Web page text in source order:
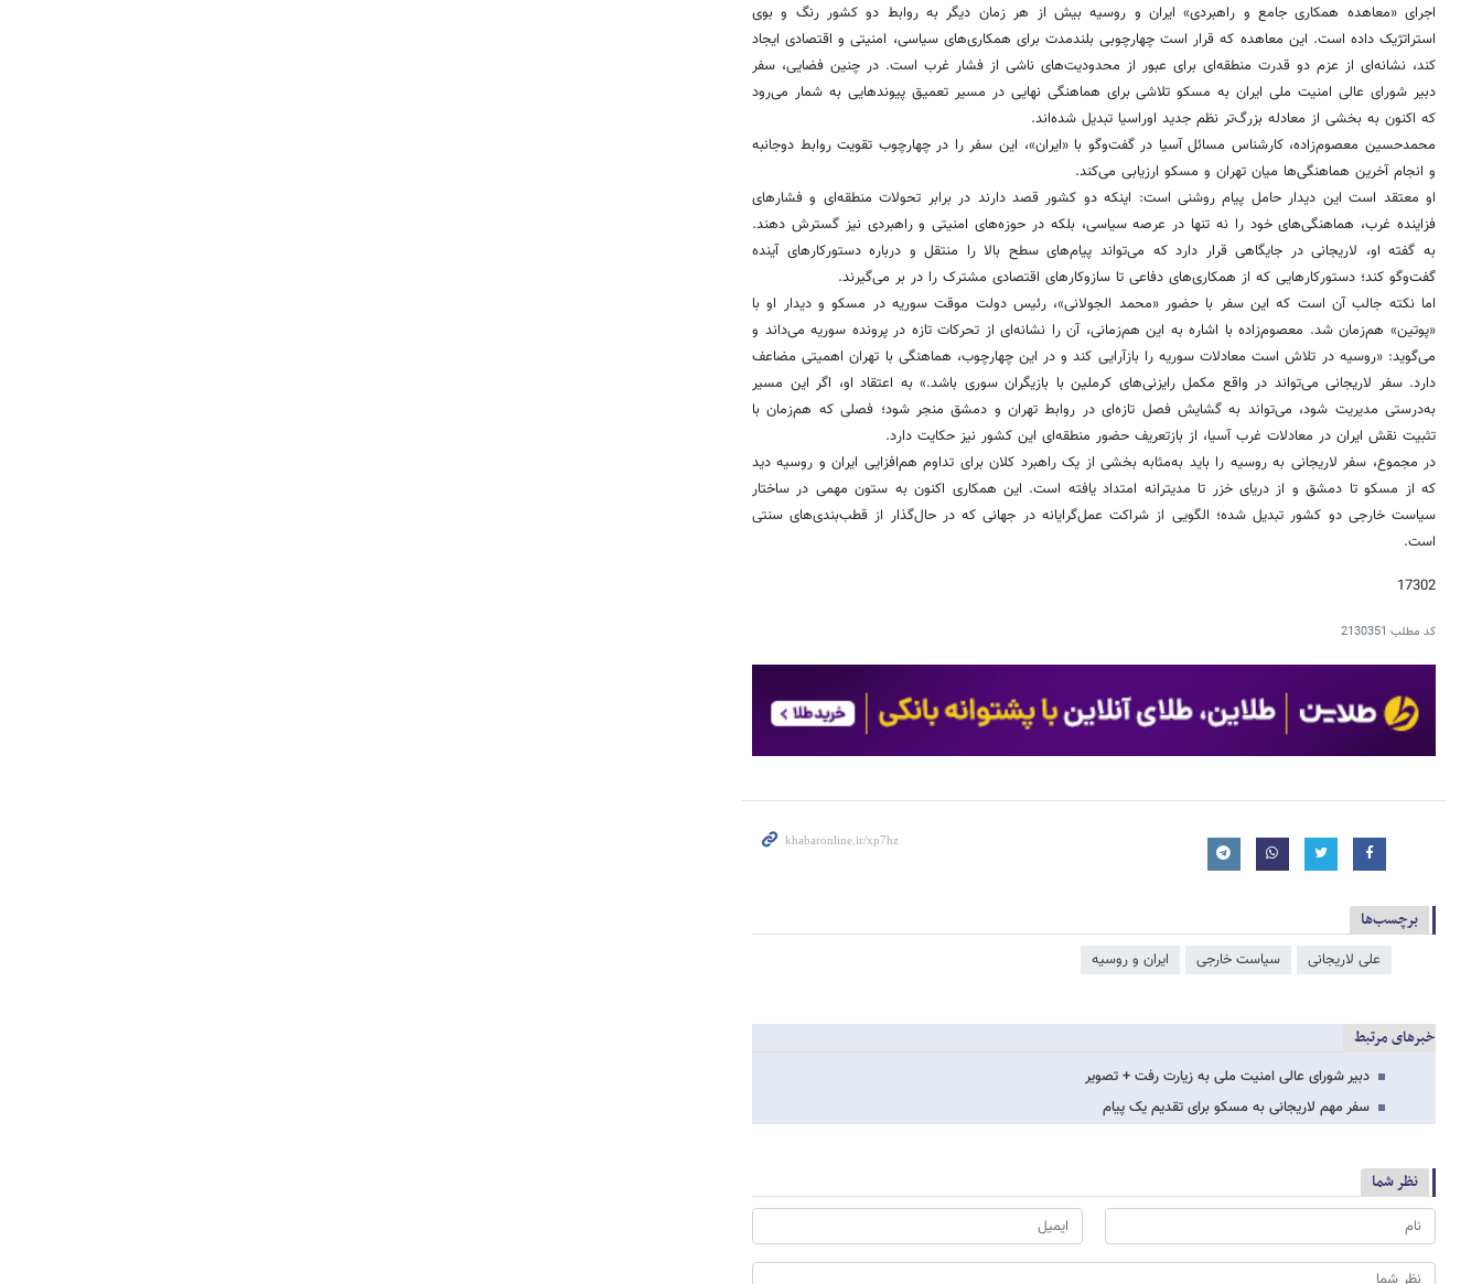
اجرای «معاهده همکاری جامع و راهبردی» ایران و روسیه بیش از هر زمان دیگر به روابط دو کشور رنگ و بوی
استراتژیک داده است. این معاهده که قرار است چهارچوبی بلندمدت برای همکاری‌های سیاسی، امنیتی و اقتصادی ایجاد
کند، نشانه‌ای از عزم دو قدرت منطقه‌ای برای عبور از محدودیت‌های ناشی از فشار غرب است. در چنین فضایی، سفر
دبیر شورای عالی امنیت ملی ایران به مسکو تلاشی برای هماهنگی نهایی در مسیر تعمیق پیوندهایی به شمار می‌رود
که اکنون به بخشی از معادله بزرگ‌تر نظم جدید اوراسیا تبدیل شده‌اند.
محمدحسین معصوم‌زاده، کارشناس مسائل آسیا در گفت‌وگو با «ایران»، این سفر را در چهارچوب تقویت روابط دوجانبه
و انجام آخرین هماهنگی‌ها میان تهران و مسکو ارزیابی می‌کند.
او معتقد است این دیدار حامل پیام روشنی است: اینکه دو کشور قصد دارند در برابر تحولات منطقه‌ای و فشارهای
فزاینده غرب، هماهنگی‌های خود را نه‌ تنها در عرصه سیاسی، بلکه در حوزه‌های امنیتی و راهبردی نیز گسترش دهند.
به گفته او، لاریجانی در جایگاهی قرار دارد که می‌تواند پیام‌های سطح بالا را منتقل و درباره دستورکارهای آینده
گفت‌وگو کند؛ دستورکارهایی که از همکاری‌های دفاعی تا سازوکارهای اقتصادی مشترک را در بر می‌گیرند.
اما نکته جالب آن است که این سفر با حضور «محمد الجولانی»، رئیس دولت موقت سوریه در مسکو و دیدار او با
«پوتین» هم‌زمان شد. معصوم‌زاده با اشاره به این هم‌زمانی، آن را نشانه‌ای از تحرکات تازه در پرونده سوریه می‌داند و
می‌گوید: «روسیه در تلاش است معادلات سوریه را بازآرایی کند و در این چهارچوب، هماهنگی با تهران اهمیتی مضاعف
دارد. سفر لاریجانی می‌تواند در واقع مکمل رایزنی‌های کرملین با بازیگران سوری باشد.» به اعتقاد او، اگر این مسیر
به‌درستی مدیریت شود، می‌تواند به گشایش فصل تازه‌ای در روابط تهران و دمشق منجر شود؛ فصلی که هم‌زمان با
تثبیت نقش ایران در معادلات غرب آسیا، از بازتعریف حضور منطقه‌ای این کشور نیز حکایت دارد.
در مجموع، سفر لاریجانی به روسیه را باید به‌مثابه بخشی از یک راهبرد کلان برای تداوم هم‌افزایی ایران و روسیه دید
که از مسکو تا دمشق و از دریای خزر تا مدیترانه امتداد یافته است. این همکاری اکنون به ستون مهمی در ساختار
سیاست خارجی دو کشور تبدیل شده؛ الگویی از شراکت عمل‌گرایانه در جهانی که در حال‌گذار از قطب‌بندی‌های سنتی
است.
17302
کد مطلب 2130351
برچسب‌ها
علی لاریجانی سیاست خارجی ایران و روسیه
خبرهای مرتبط
دبیر شورای عالی امنیت ملی به زیارت رفت + تصویر
سفر مهم لاریجانی به مسکو برای تقدیم یک پیام
نظر شما